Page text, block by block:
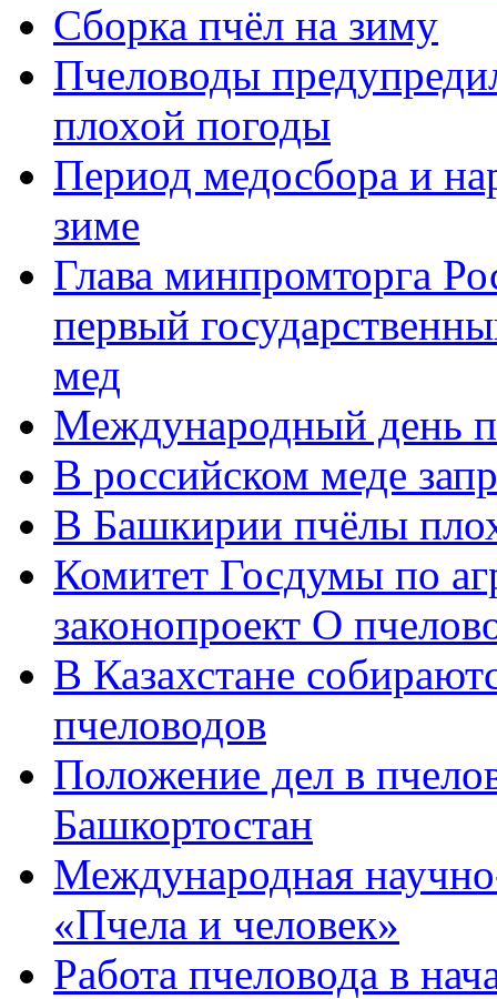
Сборка пчёл на зиму
Пчеловоды
плохой погоды
Период медосбора и
зиме
Глава минпромторга
первый
мед
Международный день
В российском меде
В Башкирии пчёлы
Комитет Госдумы по
законопроект О
В Казахстане
пчеловодов
Положение дел в
Башкортостан
Международная
«Пчела и человек»
Работа пчеловода в